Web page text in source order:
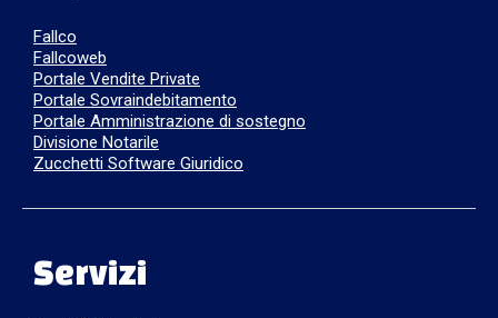
Fallco
Fallcoweb
Portale Vendite Private
Portale Sovraindebitamento
Portale Amministrazione di sostegno
Divisione Notarile
Zucchetti Software Giuridico
Servizi